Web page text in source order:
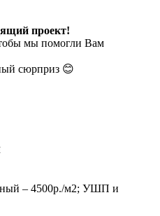
проект!
мы помогли Вам
сюрприз 😊
– 4500р./м2; УШП и